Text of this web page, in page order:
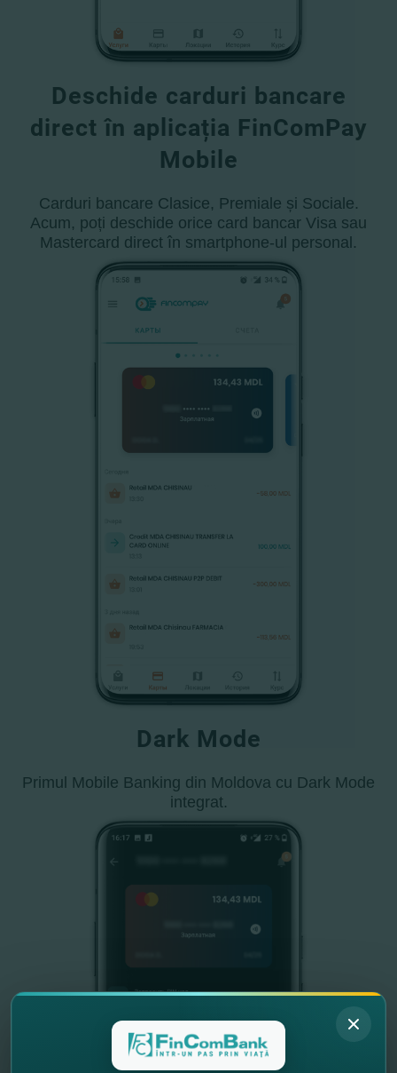
Deschide carduri bancare
direct în aplicația FinComPay
Mobile
Carduri bancare Clasice, Premiale și Sociale.
Acum, poți deschide orice card bancar Visa sau
Mastercard direct în smartphone-ul personal.
Dark Mode
Primul Mobile Banking din Moldova cu Dark Mode
integrat.